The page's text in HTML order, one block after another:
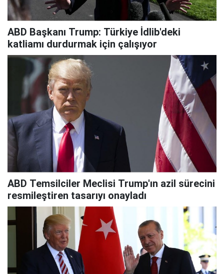
ABD Başkanı Trump: Türkiye İdlib'deki
katliamı durdurmak için çalışıyor
ABD Temsilciler Meclisi Trump'ın azil sürecini
resmileştiren tasarıyı onayladı